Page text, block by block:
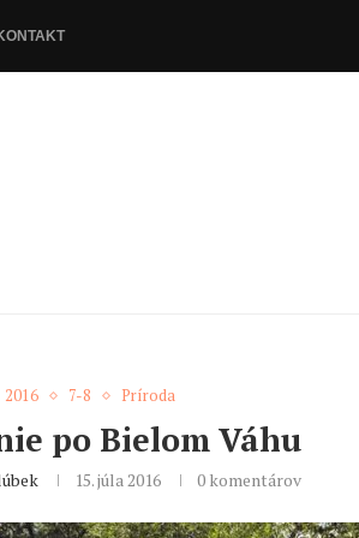
2016 7-8 Príroda
po Bielom Váhu
15. júla 2016 0 komentárov